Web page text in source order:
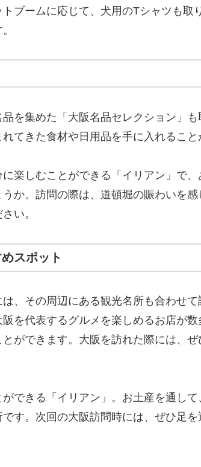
ブームに応じて、犬用のTシャツも取
品を集めた「大阪名品セレクション」
てきた食材や日用品を手に入れること
楽しむことができる「イリアン」で
か。訪問の際は、道頓堀の賑わいを
い。
スポット
は、その周辺にある観光名所も合わせ
を代表するグルメを楽しめるお店が
ができます。大阪を訪れた際には、
できる「イリアン」。お土産を通し
す。次回の大阪訪問時には、ぜひ足